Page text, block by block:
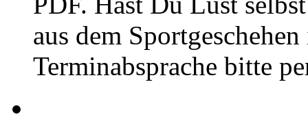
aus dem
Terminabsprache bitte